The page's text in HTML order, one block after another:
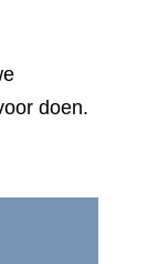
doen.